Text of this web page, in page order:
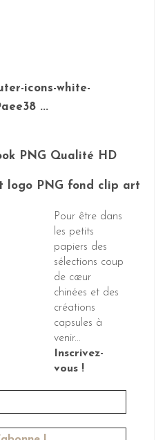
Pour être dans
les petits
papiers des
sélections coup
de cœur
chinées et des
créations
capsules à
venir...
Inscrivez-
vous !